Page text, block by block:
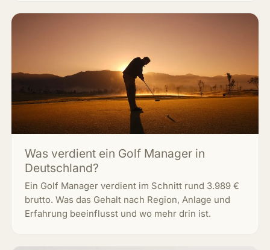
Was verdient ein Golf Manager in
Deutschland?
Ein Golf Manager verdient im Schnitt rund 3.989 €
brutto. Was das Gehalt nach Region, Anlage und
Erfahrung beeinflusst und wo mehr drin ist.